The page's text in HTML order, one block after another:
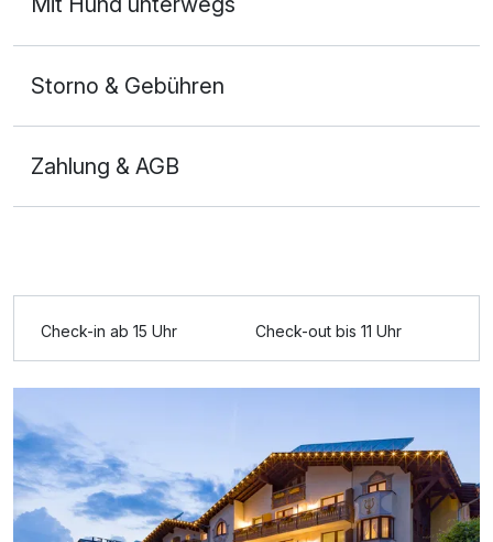
Für 4 Tage 328,00 €
Einzelzimmer
1 Erwachsenen
Storno & Gebühren
Zahlung & AGB
Check-in ab 15 Uhr Check-out bis 11 Uhr